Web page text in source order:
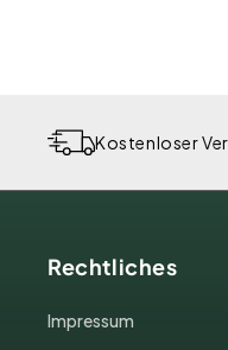
Kostenloser
Rechtliches
Impressum